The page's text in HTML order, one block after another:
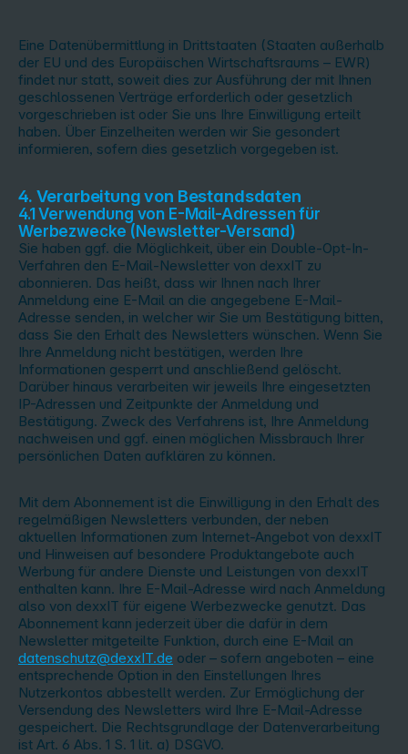
Eine Datenübermittlung in Drittstaaten (Staaten außerhalb
der EU und des Europäischen Wirtschaftsraums – EWR)
findet nur statt, soweit dies zur Ausführung der mit Ihnen
geschlossenen Verträge erforderlich oder gesetzlich
vorgeschrieben ist oder Sie uns Ihre Einwilligung erteilt
haben. Über Einzelheiten werden wir Sie gesondert
informieren, sofern dies gesetzlich vorgegeben ist.
4. Verarbeitung von Bestandsdaten
4.1 Verwendung von E-Mail-Adressen für
Werbezwecke (Newsletter-Versand)
Sie haben ggf. die Möglichkeit, über ein Double-Opt-In-
Verfahren den E-Mail-Newsletter von dexxIT zu
abonnieren. Das heißt, dass wir Ihnen nach Ihrer
Anmeldung eine E-Mail an die angegebene E-Mail-
Adresse senden, in welcher wir Sie um Bestätigung bitten,
dass Sie den Erhalt des Newsletters wünschen. Wenn Sie
Ihre Anmeldung nicht bestätigen, werden Ihre
Informationen gesperrt und anschließend gelöscht.
Darüber hinaus verarbeiten wir jeweils Ihre eingesetzten
IP-Adressen und Zeitpunkte der Anmeldung und
Bestätigung. Zweck des Verfahrens ist, Ihre Anmeldung
nachweisen und ggf. einen möglichen Missbrauch Ihrer
persönlichen Daten aufklären zu können.
Mit dem Abonnement ist die Einwilligung in den Erhalt des
regelmäßigen Newsletters verbunden, der neben
aktuellen Informationen zum Internet-Angebot von dexxIT
und Hinweisen auf besondere Produktangebote auch
Werbung für andere Dienste und Leistungen von dexxIT
enthalten kann. Ihre E-Mail-Adresse wird nach Anmeldung
also von dexxIT für eigene Werbezwecke genutzt. Das
Abonnement kann jederzeit über die dafür in dem
Newsletter mitgeteilte Funktion, durch eine E-Mail an
datenschutz@dexxIT.de oder – sofern angeboten – eine
entsprechende Option in den Einstellungen Ihres
Nutzerkontos abbestellt werden. Zur Ermöglichung der
Versendung des Newsletters wird Ihre E-Mail-Adresse
gespeichert. Die Rechtsgrundlage der Datenverarbeitung
ist Art. 6 Abs. 1 S. 1 lit. a) DSGVO.